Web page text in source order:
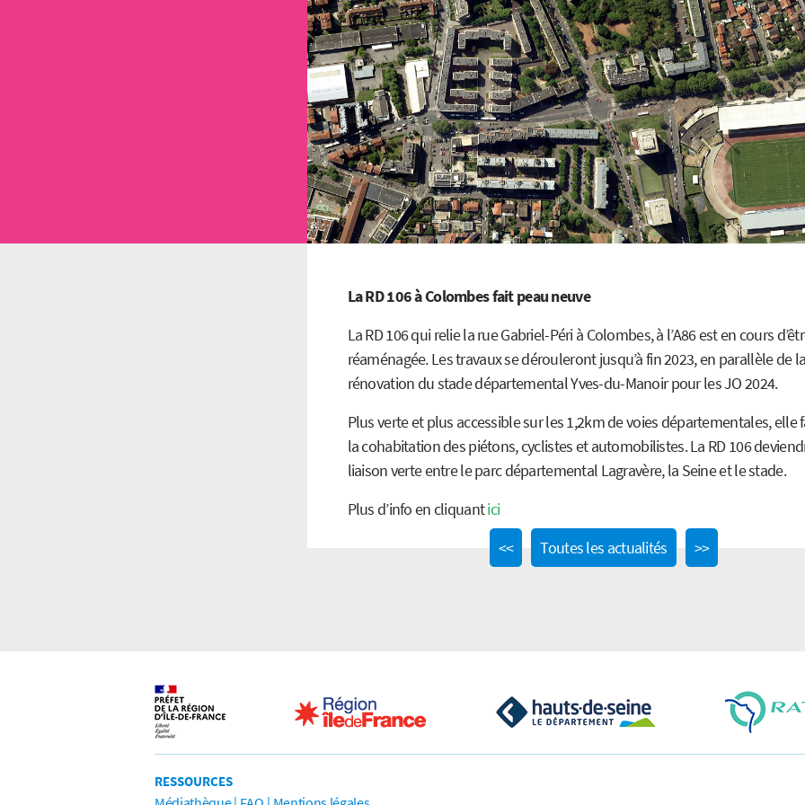
La RD 106 à Colombes fait peau neuve
La RD 106 qui relie la rue Gabriel-Péri à Colombes, à l’A86 est en cours
réaménagée. Les travaux se dérouleront jusqu’à fin 2023, en parallèle de
rénovation du stade départemental Yves-du-Manoir pour les JO 2024.
Plus verte et plus accessible sur les 1,2km de voies départementales, elle
la cohabitation des piétons, cyclistes et automobilistes. La RD 106
liaison verte entre le parc départemental Lagravère, la Seine et le stade.
Plus d’info en cliquantici
<<Previous
post:
Toutes les actualités >>Next
post:
RESSOURCES